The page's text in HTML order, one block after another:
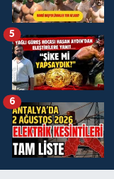
5
6